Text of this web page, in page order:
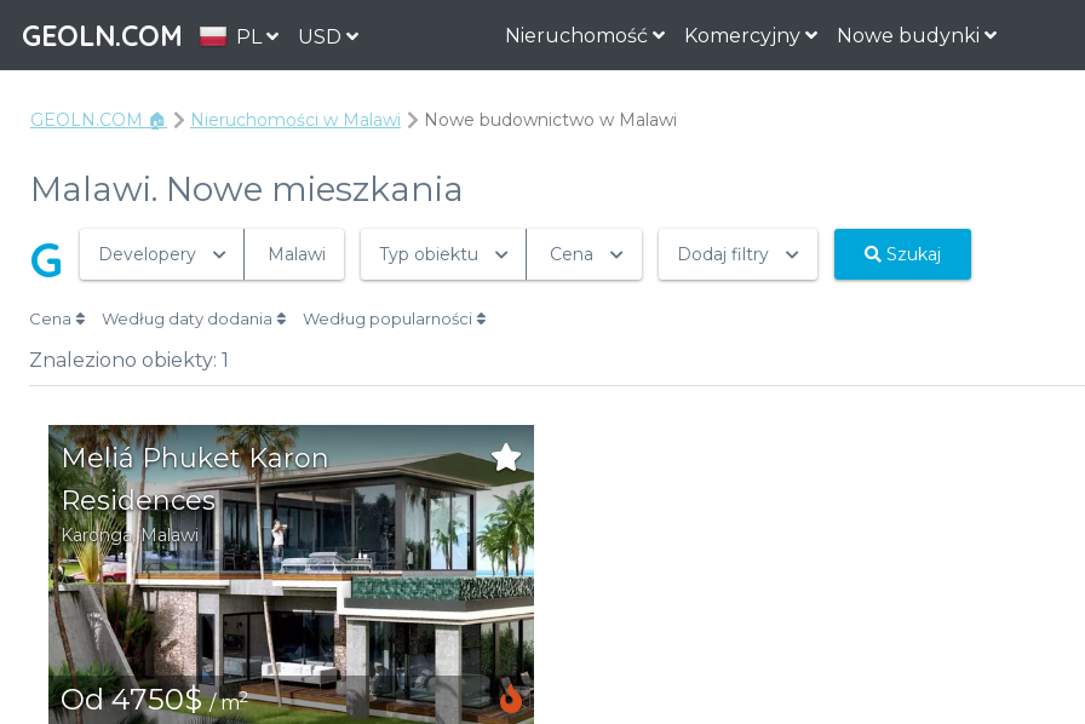
GEOLN.COM PL USD Nieruchomość Komercyjny Nowe budynki
GEOLN.COM 🏠 Nieruchomości w Malawi Nowe budownictwo w Malawi
Malawi. Nowe mieszkania
G Developery Malawi Typ obiektu Cena Dodaj filtry Szukaj
Cena Według daty dodania Według popularności
Znaleziono obiekty: 1
Meliá Phuket Karon
Residences
Karonga, Malawi
Od 4750$/ m2